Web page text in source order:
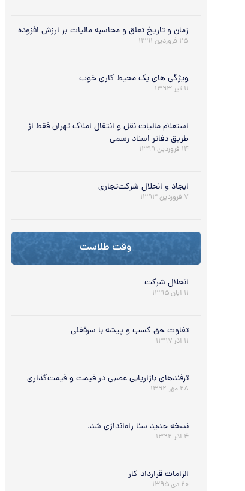
زمان و تاریخ تعلق و محاسبه مالیات بر ارزش افزوده
۲۵ فروردین ۱۳۹۱
ویژگی های یک محیط کاری خوب
۱۱ تیر ۱۳۹۳
استعلام مالیات نقل و انتقال املاک تهران فقط از
طریق دفاتر اسناد رسمی
۱۴ فروردین ۱۳۹۹
ایجاد و انحلال شرکت‌تجاری
۷ فروردین ۱۳۹۳
وقت طلاست
انحلال شرکت
۱۱ آبان ۱۳۹۵
تفاوت حق کسب و پیشه با سرقفلی
۱۱ آذر ۱۳۹۷
ترفندهای بازاریابی عصبی در قیمت و قیمت‌گذاری
۲۸ مهر ۱۳۹۲
نسخه جدید سنا راه‌اندازی شد.
۴ آذر ۱۳۹۲
الزامات قرارداد کار
۲۰ دی ۱۳۹۵